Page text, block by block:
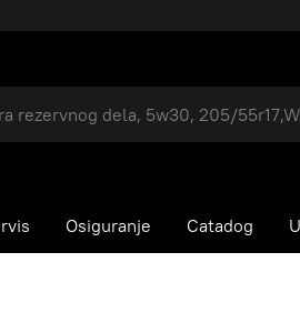
Osiguranje Catadog